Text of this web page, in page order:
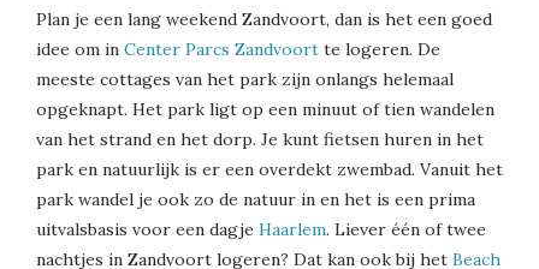
Plan je een lang weekend Zandvoort, dan is het een goed
idee om in Center Parcs Zandvoort te logeren. De
meeste cottages van het park zijn onlangs helemaal
opgeknapt. Het park ligt op een minuut of tien wandelen
van het strand en het dorp. Je kunt fietsen huren in het
park en natuurlijk is er een overdekt zwembad. Vanuit het
park wandel je ook zo de natuur in en het is een prima
uitvalsbasis voor een dagje Haarlem. Liever één of twee
nachtjes in Zandvoort logeren? Dat kan ook bij het Beach